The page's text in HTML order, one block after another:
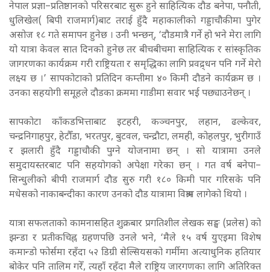
नेपाल प्रज्ञा–प्रतिष्ठानको परिसरबाट सुरू हुने साहित्यिक दौड बनेपा, पनौती,
धुलिखेल( बिपी राजमार्ग)बाट तराई हुँदै महाकालीको गड्डाचौकीमा पुगेर
असोज १८ गते समापन हुनेछ । उनी भन्छन्, ‘दौडमात्रै गर्ने हो भने मेरा लागि
यो यात्रा केवल सात दिनको हुनेछ तर बीचबीचमा साहित्यिक र सांस्कृतिक
जागरणका कार्यक्रम गरी राष्ट्रियता र समृद्धिका लागि प्रवद्र्धन पनि गर्ने मेरो
लक्ष्य छ ।’ सापकोटाको प्रतिदिन कम्तीमा ४० किमी दौडने कार्यक्रम छ ।
उनका सहयोगी समूहले दौडका क्रममा गाडीमा सवार भई पछ्याउनेछन् ।
सापकोटा काँकडभित्ताबाट इटहरी, कञ्चनपुर, लहान, ढल्केवर,
चन्द्रनिगाहपुर, हेटौँडा, भरतपुर, बुटवल, चन्द्रौटा, लमही, कोहलपुर, भुरीगाउँ
र झलारी हुँदै गड्डाचौकी पुग्ने योजनामा छन् । सो यात्रामा उनले
समुदायस्तरबाट पनि सहयोगको अपेक्षा गरेका छन् । गत वर्ष बनेपा–
सिन्धुलीको बीपी राजमार्ग दौड सुरु गरी १८० किमी पार गरिसके पनि
मधेसको नाकाबन्दीका कारण उनको दौड यात्रामा विश्राम लागेको थियो ।
यात्रा सफलताको कामनासहित शुक्रबार प्रगतिशील लेखक सङ्घ (प्रलेस) को
झन्डा र प्रतीकचिह्न ग्रहणपछि उनले भने, ‘मैले १५ वर्ष युएइमा विशेष
कमान्डो फोर्समा रहँदा ५२ डिग्री सेल्सियसको गर्मीमा अत्याधुनिक हतियार
बोकेर पनि तालिम गरेँ, त्यहाँ रहँदा मैले राष्ट्रिय जारगणका लागि अतिरिक्त